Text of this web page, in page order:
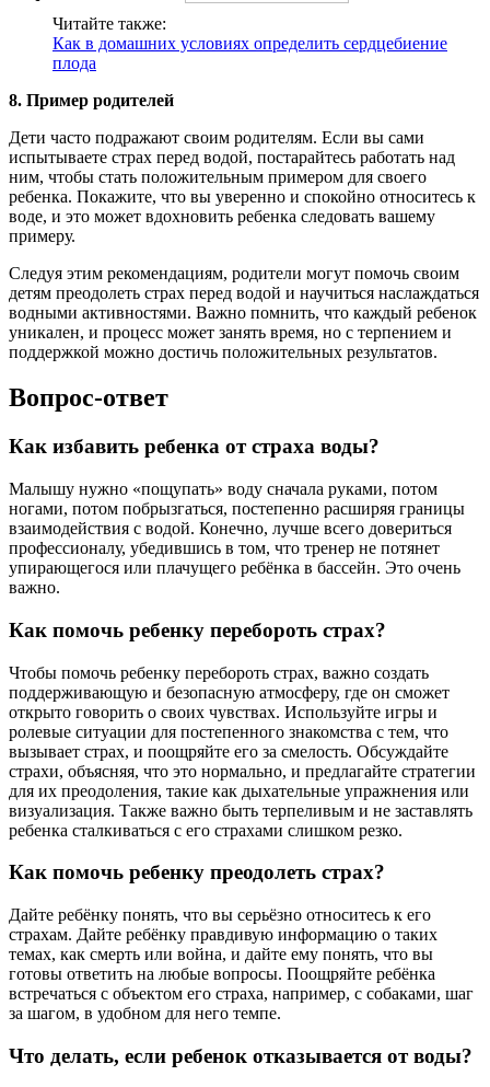
Читайте также:
Как в домашних условиях определить сердцебиение
плода
8. Пример родителей
Дети часто подражают своим родителям. Если вы сами
испытываете страх перед водой, постарайтесь работать над
ним, чтобы стать положительным примером для своего
ребенка. Покажите, что вы уверенно и спокойно относитесь к
воде, и это может вдохновить ребенка следовать вашему
примеру.
Следуя этим рекомендациям, родители могут помочь своим
детям преодолеть страх перед водой и научиться наслаждаться
водными активностями. Важно помнить, что каждый ребенок
уникален, и процесс может занять время, но с терпением и
поддержкой можно достичь положительных результатов.
Вопрос-ответ
Как избавить ребенка от страха воды?
Малышу нужно «пощупать» воду сначала руками, потом
ногами, потом побрызгаться, постепенно расширяя границы
взаимодействия с водой. Конечно, лучше всего довериться
профессионалу, убедившись в том, что тренер не потянет
упирающегося или плачущего ребёнка в бассейн. Это очень
важно.
Как помочь ребенку перебороть страх?
Чтобы помочь ребенку перебороть страх, важно создать
поддерживающую и безопасную атмосферу, где он сможет
открыто говорить о своих чувствах. Используйте игры и
ролевые ситуации для постепенного знакомства с тем, что
вызывает страх, и поощряйте его за смелость. Обсуждайте
страхи, объясняя, что это нормально, и предлагайте стратегии
для их преодоления, такие как дыхательные упражнения или
визуализация. Также важно быть терпеливым и не заставлять
ребенка сталкиваться с его страхами слишком резко.
Как помочь ребенку преодолеть страх?
Дайте ребёнку понять, что вы серьёзно относитесь к его
страхам. Дайте ребёнку правдивую информацию о таких
темах, как смерть или война, и дайте ему понять, что вы
готовы ответить на любые вопросы. Поощряйте ребёнка
встречаться с объектом его страха, например, с собаками, шаг
за шагом, в удобном для него темпе.
Что делать, если ребенок отказывается от воды?